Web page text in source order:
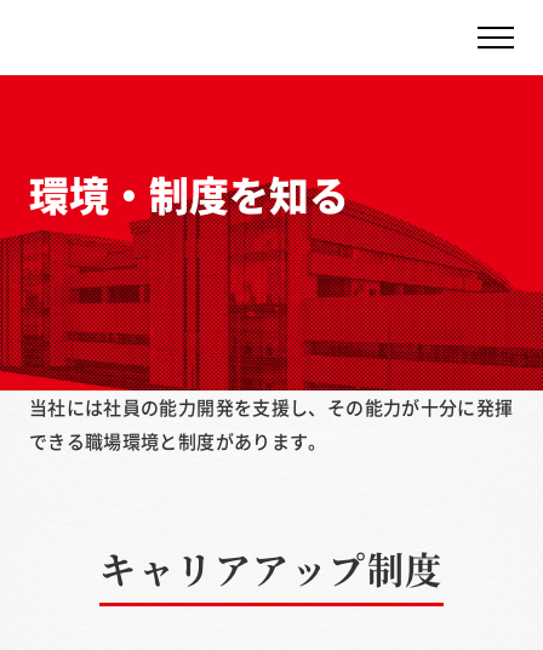
環境・制度を知る
当社には社員の能力開発を支援し、その能力が十分に発揮
できる職場環境と制度があります。
キャリアアップ制度